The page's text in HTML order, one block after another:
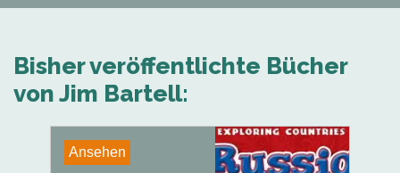
Bisher veröffentlichte Bücher
von Jim Bartell:
Ansehen